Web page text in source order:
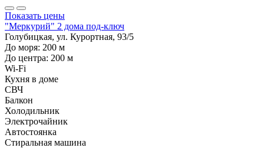
Показать цены
"Меркурий" 2 дома под-ключ
Голубицкая, ул. Курортная, 93/5
До моря: 200 м
До центра: 200 м
Wi-Fi
Кухня в доме
СВЧ
Балкон
Холодильник
Электрочайник
Автостоянка
Стиральная машина